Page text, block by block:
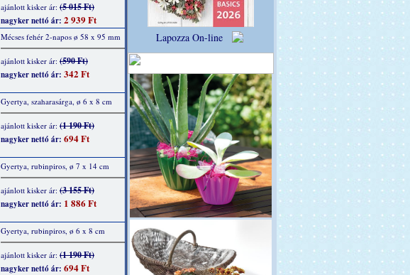
ajánlott kisker ár: (5 015 Ft)
nagyker nettó ár: 2 939 Ft
Mécses fehér 2-napos ø 58 x 95 mm
ajánlott kisker ár: (590 Ft)
nagyker nettó ár: 342 Ft
Gyertya, szaharasárga, ø 6 x 8 cm
ajánlott kisker ár: (1 190 Ft)
nagyker nettó ár: 694 Ft
Gyertya, rubinpiros, ø 7 x 14 cm
ajánlott kisker ár: (3 155 Ft)
nagyker nettó ár: 1 886 Ft
Gyertya, rubinpiros, ø 6 x 8 cm
ajánlott kisker ár: (1 190 Ft)
nagyker nettó ár: 694 Ft
Lapozza On-line